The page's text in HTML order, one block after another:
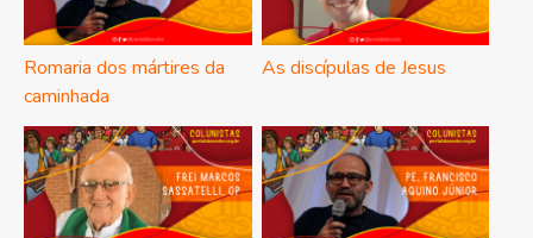
Romaria dos mártires da
caminhada
As discípulas de Jesus